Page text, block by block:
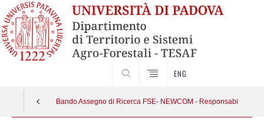
ENG
Bando Assegno di Ricerca FSE- NEWCOM - Responsabile Prof.